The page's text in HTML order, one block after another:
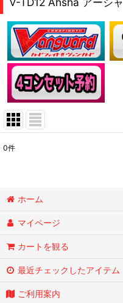
0件
ホーム
マイページ
カートを観る
最近チェックしたアイテム
ご利用案内